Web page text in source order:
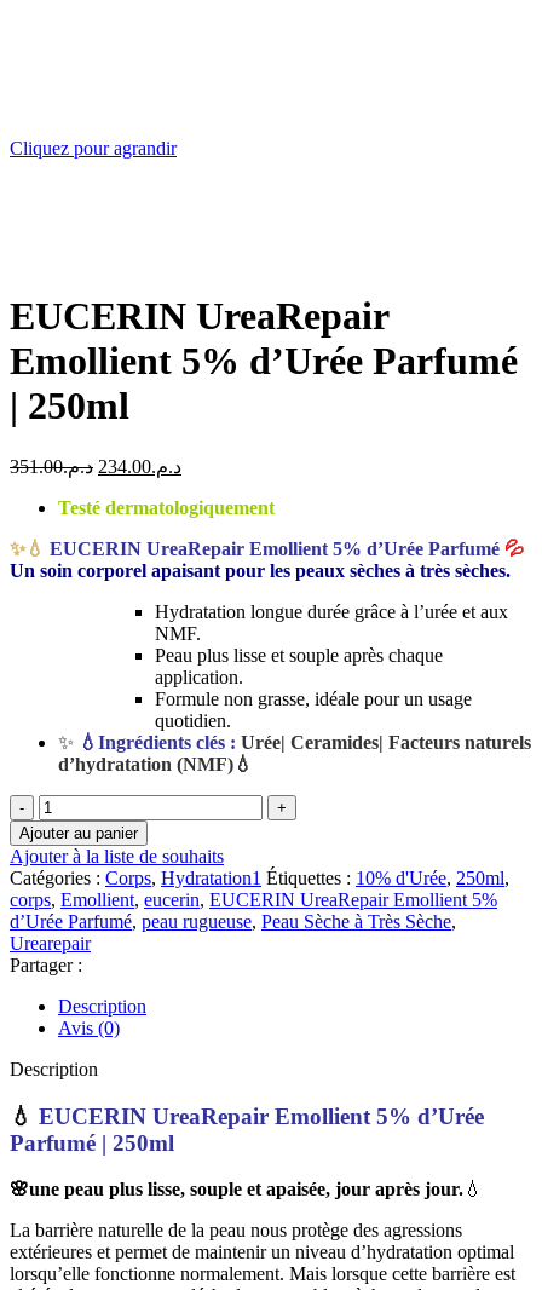
Cliquez pour agrandir
EUCERIN UreaRepair
Emollient 5% d’Urée Parfumé
| 250ml
د.م.351.00
Le
initial
د.م.351.00.
د.م.234.00
Le
actuel
د.م.234.00.
Testé dermatologiquement
✨💧 EUCERIN UreaRepair Emollient 5% d’Urée Parfumé 💦
Un soin corporel apaisant pour les peaux sèches à très sèches.
Hydratation longue durée grâce à l’urée et aux
NMF.
Peau plus lisse et souple après chaque
application.
Formule non grasse, idéale pour un usage
quotidien.
✨ 💧 Ingrédients clés : Urée| Ceramides| Facteurs naturels
d’hydratation (NMF)💧
quantité
de
EUCERIN
UreaRepair
Emollient
5%
d’Urée
Parfumé
|
250ml
Ajouter au panier
Ajouter à la liste de souhaits
Catégories : Corps, Hydratation1 Étiquettes : 10% d'Urée, 250ml,
corps, Emollient, eucerin, EUCERIN UreaRepair Emollient 5%
d’Urée Parfumé, peau rugueuse, Peau Sèche à Très Sèche,
Urearepair
Partager :
Description
Avis (0)
Description
💧 EUCERIN UreaRepair Emollient 5% d’Urée
Parfumé | 250ml
🌸une peau plus lisse, souple et apaisée, jour après jour. 💧
La barrière naturelle de la peau nous protège des agressions
extérieures et permet de maintenir un niveau d’hydratation optimal
lorsqu’elle fonctionne normalement. Mais lorsque cette barrière est